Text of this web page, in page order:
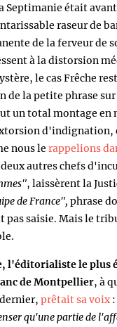
Septimanie était
raseur de
de la ferveur de
à la distorsion
le cas Frêche
de la petite phrase sur
un total montage en
nous le rappelions
deux autres chefs
, laissèrent la
de France", phrase
pas saisie. Mais le
l'éditorialiste le plus
de Montpellier, à
prêtait sa voix:
qu'une partie de